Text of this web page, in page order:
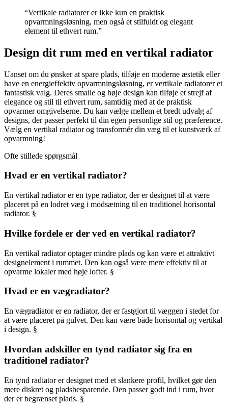
“Vertikale radiatorer er ikke kun en praktisk
opvarmningsløsning, men også et stilfuldt og elegant
element til ethvert rum.”
Design dit rum med en vertikal radiator
Uanset om du ønsker at spare plads, tilføje en moderne æstetik eller
have en energieffektiv opvarmningsløsning, er vertikale radiatorer et
fantastisk valg. Deres smalle og høje design kan tilføje et strejf af
elegance og stil til ethvert rum, samtidig med at de praktisk
opvarmer omgivelserne. Du kan vælge mellem et bredt udvalg af
designs, der passer perfekt til din egen personlige stil og præference.
Vælg en vertikal radiator og transformér din væg til et kunstværk af
opvarmning!
Ofte stillede spørgsmål
Hvad er en vertikal radiator?
En vertikal radiator er en type radiator, der er designet til at være
placeret på en lodret væg i modsætning til en traditionel horisontal
radiator. §
Hvilke fordele er der ved en vertikal radiator?
En vertikal radiator optager mindre plads og kan være et attraktivt
designelement i rummet. Den kan også være mere effektiv til at
opvarme lokaler med høje lofter. §
Hvad er en vægradiator?
En vægradiator er en radiator, der er fastgjort til væggen i stedet for
at være placeret på gulvet. Den kan være både horisontal og vertikal
i design. §
Hvordan adskiller en tynd radiator sig fra en
traditionel radiator?
En tynd radiator er designet med et slankere profil, hvilket gør den
mere diskret og pladsbesparende. Den passer godt ind i rum, hvor
der er begrænset plads. §